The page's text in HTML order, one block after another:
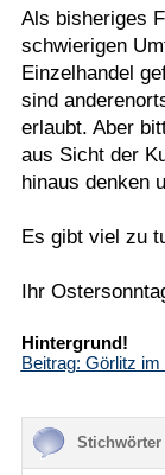
Als bisheriges
schwierigen
Einzelhandel
sind
erlaubt. Aber
aus Sicht der
hinaus denken
Es gibt viel zu
Ihr
Hintergrund!
Beitrag: Görlitz
Stichwörter